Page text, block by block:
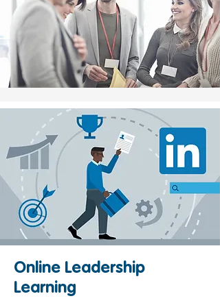
Online Leadership
Learning